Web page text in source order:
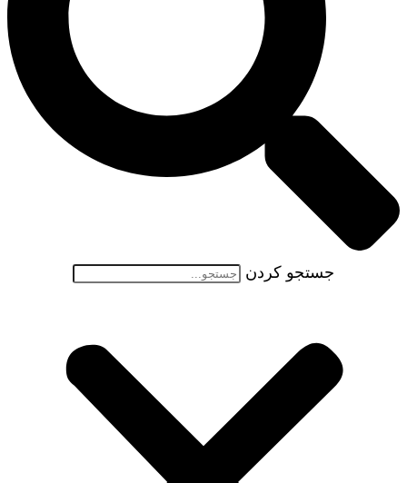
جستجو کردن